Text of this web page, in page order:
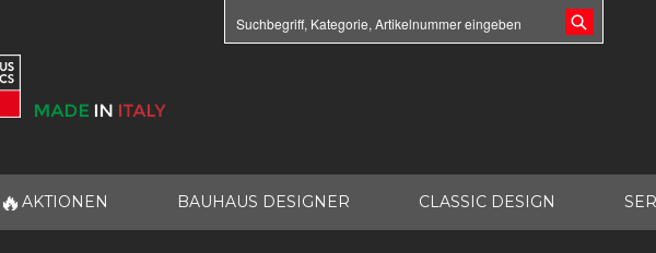
🔥 AKTIONEN BAUHAUS DESIGNER CLASSIC DESIGN